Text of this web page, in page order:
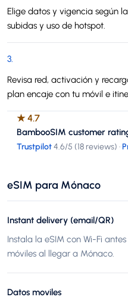
Elige datos y vigencia según
subidas y uso de hotspot.
3.
Revisa red, activación y
plan encaje con tu móvil e
★4.7
BambooSIM customer
Trustpilot4.6/5 (18 reviews) ·
eSIM para Mónaco
Instant delivery (email/QR)
Instala la eSIM con Wi-Fi
móviles al llegar a Mónaco.
Datos moviles